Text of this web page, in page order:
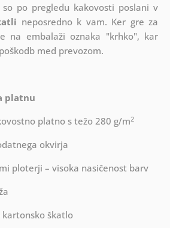
so po pregledu kakovosti poslani v
neposredno k vam. Ker gre za
na embalaži oznaka "krhko", kar
med prevozom.
platnu
platno s težo 280 g/m2
okvirja
ploterji – visoka nasičenost barv
kartonsko škatlo